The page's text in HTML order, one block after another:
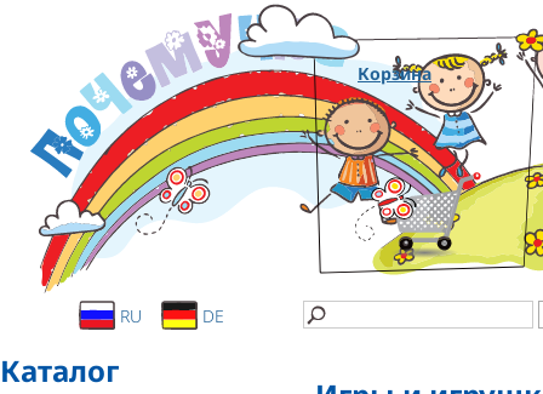
Корзина
RU DE
Каталог